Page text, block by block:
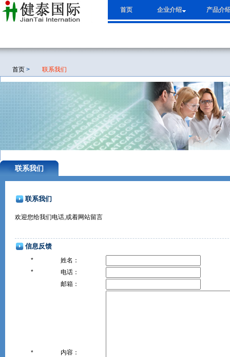
首页 企业介绍 产品介
首页 > 联系我们
联系我们
联系我们
欢迎您给我们电话,或着网站留言
信息反馈
*
姓名：
*
电话：
邮箱：
* 内容：